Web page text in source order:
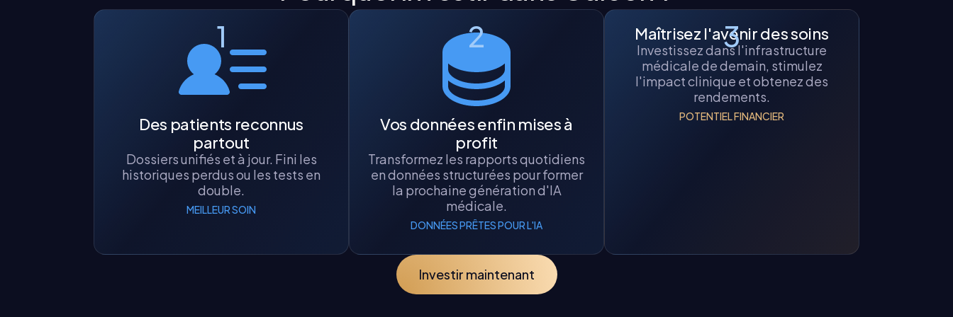
Des patients reconnus
partout
1
Dossiers unifiés et à jour. Fini les
historiques perdus ou les tests en
double.
MEILLEUR SOIN
Vos données enfin mises à
profit
2
Transformez les rapports quotidiens
en données structurées pour former
la prochaine génération d'IA
médicale.
DONNÉES PRÊTES POUR L'IA
Maîtrisez l'avenir des soins
3
Investissez dans l'infrastructure
médicale de demain, stimulez
l'impact clinique et obtenez des
rendements.
POTENTIEL FINANCIER
Investir maintenant